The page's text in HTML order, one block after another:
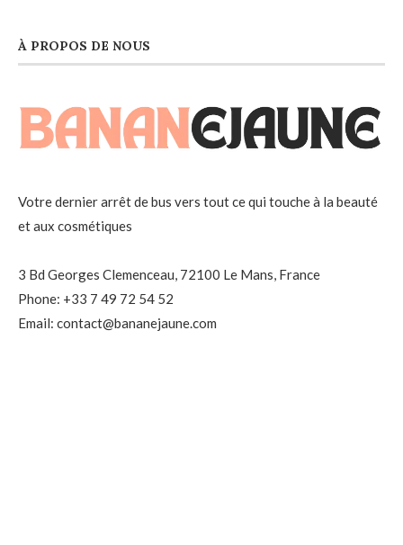
À PROPOS DE NOUS
Votre dernier arrêt de bus vers tout ce qui touche à la beauté
et aux cosmétiques
3 Bd Georges Clemenceau, 72100 Le Mans, France
Phone: +33 7 49 72 54 52
Email: contact@bananejaune.com